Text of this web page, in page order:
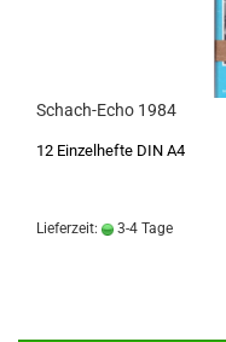
Schach-Echo 1984
12 Einzelhefte DIN A4
Lieferzeit: 3-4 Tage